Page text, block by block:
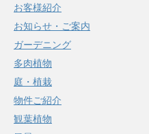
お客様紹介
お知らせ・ご案内
ガーデニング
多肉植物
庭・植栽
物件ご紹介
観葉植物